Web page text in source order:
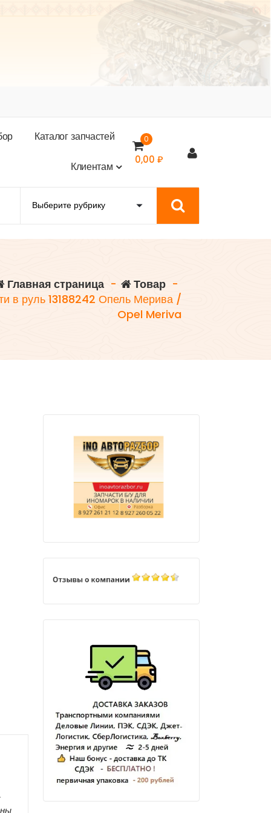
ор Каталогзапчастей
Клиентам
0
0,00 ₽
Главная страница - Товар -
в руль 13188242 Опель Мерива /
Opel Meriva